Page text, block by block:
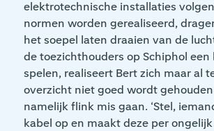
elektrotechnische installaties
normen worden gerealiseerd,
het soepel laten draaien van de
de toezichthouders op Schiphol
spelen, realiseert Bert zich maar al
overzicht niet goed wordt
namelijk flink mis gaan. ‘Stel,
kabel op en maakt deze per